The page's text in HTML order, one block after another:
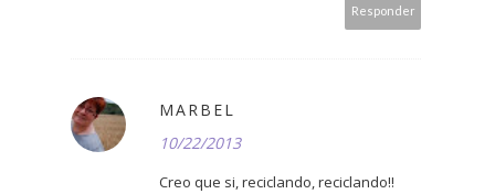
Responder
MARBEL
10/22/2013
Creo que si, reciclando, reciclando!!